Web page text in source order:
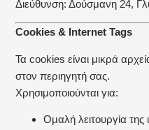
Διεύθυνση: Δούσμανη 24,
Cookies & Internet Tags
Τα cookies είναι μικρά
στον περιηγητή σας.
Χρησιμοποιούνται για:
Ομαλή λειτουργία της